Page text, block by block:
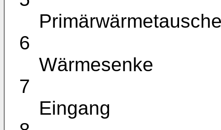
6
Wärmesenke
7
Eingang